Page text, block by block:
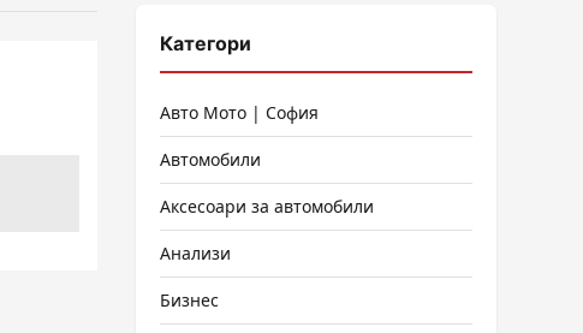
Категори
Авто Мото | София
Автомобили
Аксесоари за автомобили
Анализи
Бизнес